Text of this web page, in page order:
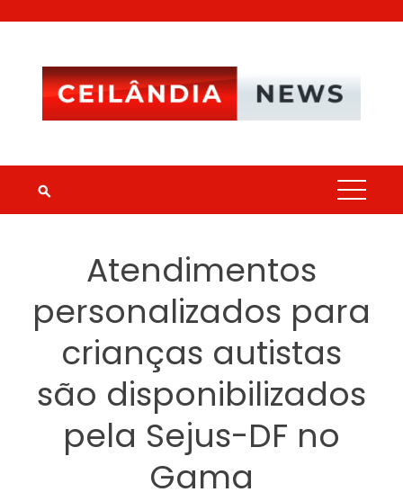
Atendimentos
personalizados para
crianças autistas
são disponibilizados
pela Sejus-DF no
Gama